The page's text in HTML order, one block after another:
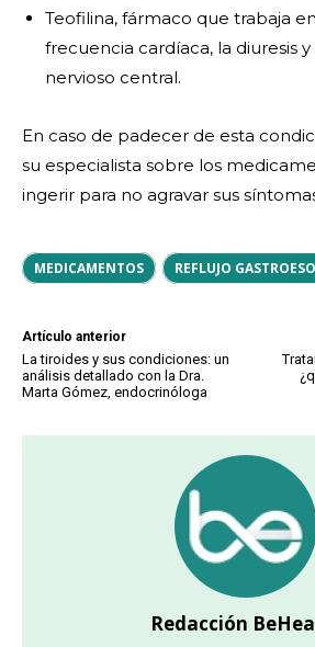
Teofilina, fármaco que trabaja
frecuencia cardíaca, la diuresis
nervioso central.
En caso de padecer de esta
su especialista sobre los
ingerir para no agravar sus
MEDICAMENTOS REFLUJO
Artículo anterior
La tiroides y sus condiciones: un
análisis detallado con la Dra.
Marta Gómez, endocrinóloga
Redacción